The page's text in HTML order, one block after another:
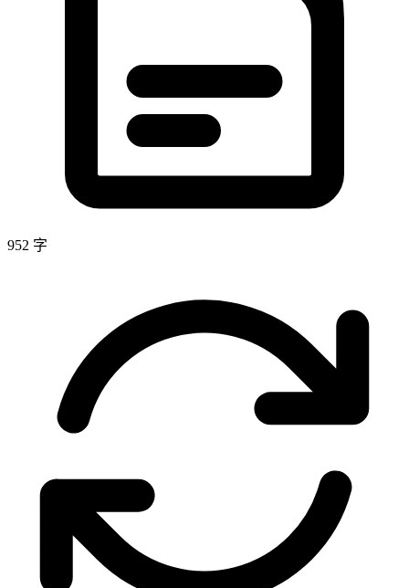
952 字